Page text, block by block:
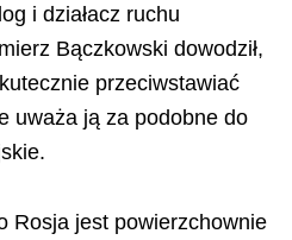
i działacz ruchu
Bączkowski dowodził,
przeciwstawiać
uważa ją za podobne do
Rosja jest powierzchownie